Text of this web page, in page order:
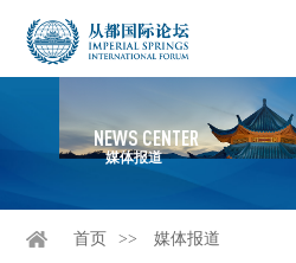
NEWS CENTER
媒体报道
首页 媒体报道